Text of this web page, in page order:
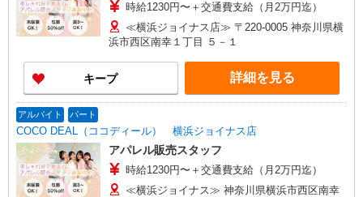
時給1230円〜＋交通費支給（月2万円迄）
≪横浜ジョイナス店≫ 〒220-0005 神奈川県横
浜市西区南幸１丁目 ５－１
キープ 詳細を見る
アルバイト パート
COCO DEAL（ココディール） 横浜ジョイナス店
アパレル販売スタッフ
時給1230円〜＋交通費支給（月2万円迄）
≪横浜ジョイナス≫ 神奈川県横浜市西区南幸